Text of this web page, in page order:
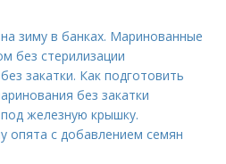
зиму в банках. Маринованные
без стерилизации
закатки. Как подготовить
без закатки
железную крышку.
опята с добавлением семян